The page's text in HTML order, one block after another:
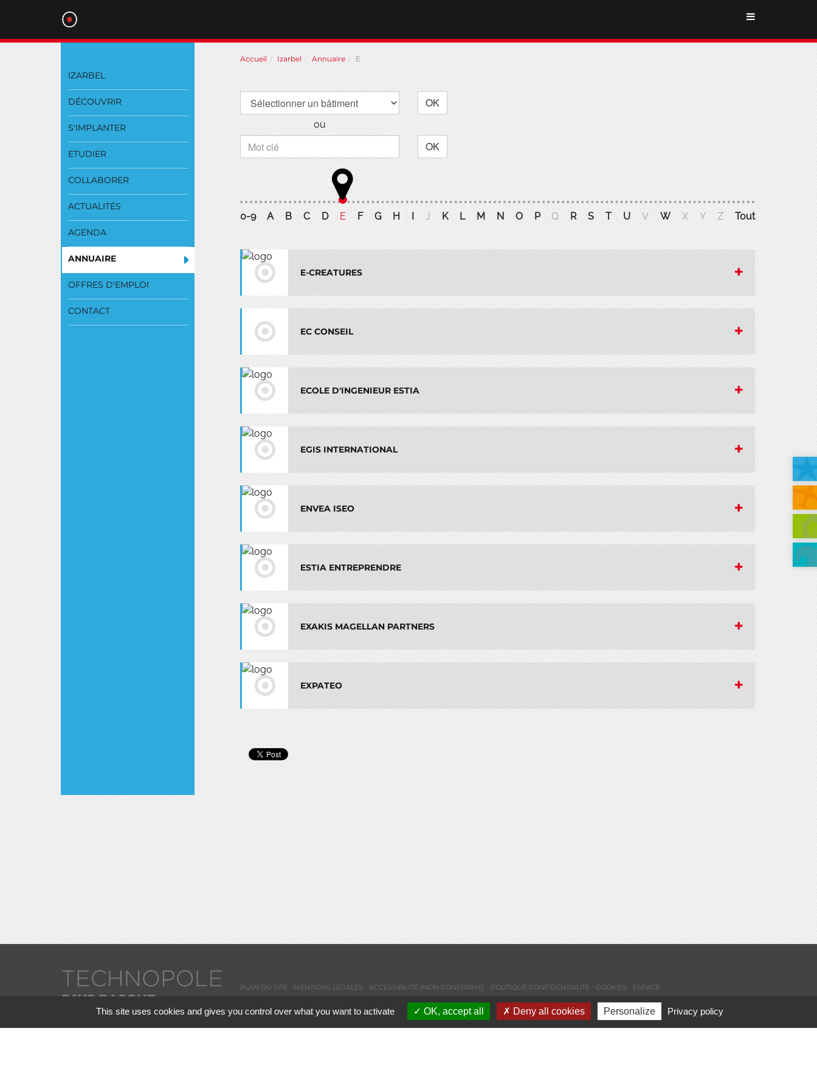
IZARBEL
DÉCOUVRIR
S'IMPLANTER
ETUDIER
COLLABORER
ACTUALITÉS
AGENDA
ANNUAIRE
OFFRES D'EMPLOI
CONTACT
Accueil Izarbel Annuaire E
OK
ou
OK
0-9 A B C D E F G H I J K L M N O P Q R S T U V W X Y Z Tout
E-CREATURES
EC CONSEIL
ECOLE D'INGENIEUR ESTIA
EGIS INTERNATIONAL
ENVEA ISEO
ESTIA ENTREPRENDRE
EXAKIS MAGELLAN PARTNERS
EXPATEO
PLAN DU SITE MENTIONS LÉGALES ACCESSIBILITÉ (NON CONFORME) POLITIQUE CONFIDENTIALITÉ COOKIES ESPACE
This site uses cookies and gives you control over what you want to activate OK, accept all Deny all cookies Personalize Privacy policy